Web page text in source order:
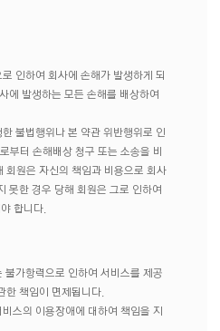
인하여 회사에 손해가 발생하게 되
에 발생하는 모든 손해를 배상하여
불법행위나 본 약관 위반행위로 인
부터 손해배상 청구 또는 소송을 비
회원은 자신의 책임과 비용으로 회사
못한 경우 당해 회원은 그로 인하여
합니다.
불가항력으로 인하여 서비스를 제공
한 책임이 면제됩니다.
스의 이용장애에 대하여 책임을 지